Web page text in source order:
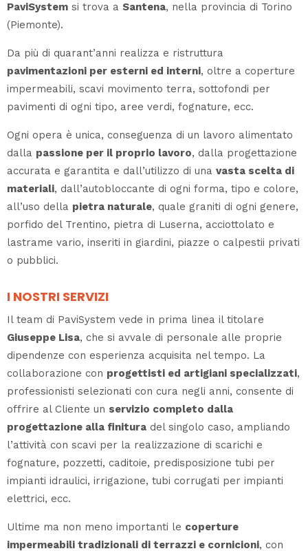
PaviSystem si trova a Santena, nella provincia di Torino
(Piemonte).
Da più di quarant’anni realizza e ristruttura
pavimentazioni per esterni ed interni, oltre a coperture
impermeabili, scavi movimento terra, sottofondi per
pavimenti di ogni tipo, aree verdi, fognature, ecc.
Ogni opera è unica, conseguenza di un lavoro alimentato
dalla passione per il proprio lavoro, dalla progettazione
accurata e garantita e dall’utilizzo di una vasta scelta di
materiali, dall’autobloccante di ogni forma, tipo e colore,
all’uso della pietra naturale, quale graniti di ogni genere,
porfido del Trentino, pietra di Luserna, acciottolato e
lastrame vario, inseriti in giardini, piazze o calpestii privati
o pubblici.
I NOSTRI SERVIZI
Il team di PaviSystem vede in prima linea il titolare
Giuseppe Lisa, che si avvale di personale alle proprie
dipendenze con esperienza acquisita nel tempo. La
collaborazione con progettisti ed artigiani specializzati,
professionisti selezionati con cura negli anni, consente di
offrire al Cliente un servizio completo dalla
progettazione alla finitura del singolo caso, ampliando
l’attività con scavi per la realizzazione di scarichi e
fognature, pozzetti, caditoie, predisposizione tubi per
impianti idraulici, irrigazione, tubi corrugati per impianti
elettrici, ecc.
Ultime ma non meno importanti le coperture
impermeabili tradizionali di terrazzi e cornicioni, con